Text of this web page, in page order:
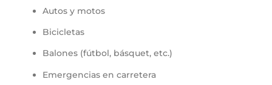
Autos y motos
Bicicletas
Balones (fútbol, básquet, etc.)
Emergencias en carretera